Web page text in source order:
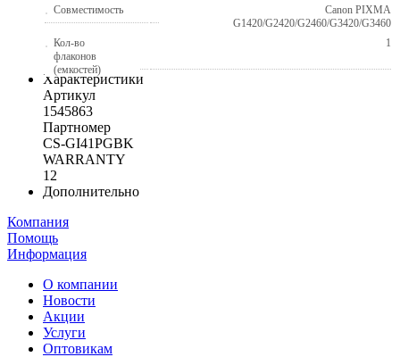
Совместимость
Canon PIXMA
G1420/G2420/G2460/G3420/G3460
Кол-во
флаконов
(емкостей)
1
Характеристики
Артикул
1545863
Партномер
CS-GI41PGBK
WARRANTY
12
Дополнительно
Компания
Помощь
Информация
О компании
Новости
Акции
Услуги
Оптовикам